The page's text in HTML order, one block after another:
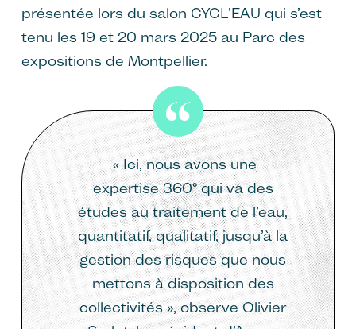
présentée lors du salon CYCL'EAU qui s’est
tenu les 19 et 20 mars 2025 au Parc des
expositions de Montpellier.
« Ici, nous avons une
expertise 360° qui va des
études au traitement de l’eau,
quantitatif, qualitatif, jusqu’à la
gestion des risques que nous
mettons à disposition des
collectivités », observe Olivier